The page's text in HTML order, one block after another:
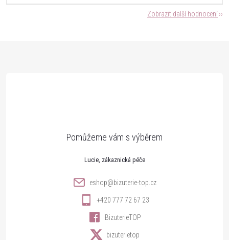
Zobrazit další hodnocení
Lucie
eshop@bizuterie-top.cz
+420 777 72 67 23
BizuterieTOP
bizuterietop